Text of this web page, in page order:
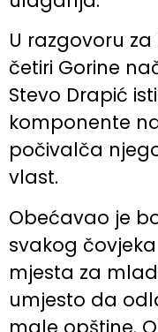
U razgovoru za
četiri Gorine
Stevo Drapić
komponente
počivalča
vlast.
Obećavao je
svakog
mjesta za
umjesto da
male opštine.